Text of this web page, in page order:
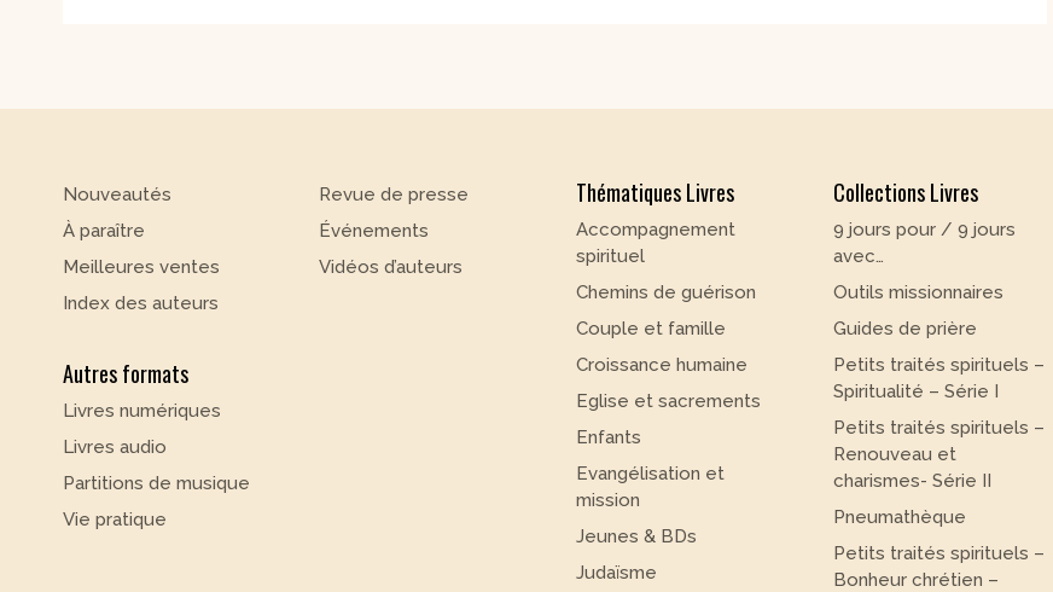
Nouveautés
À paraître
Meilleures ventes
Index des auteurs
Autres formats
Livres numériques
Livres audio
Partitions de musique
Vie pratique
Revue de presse
Événements
Vidéos d’auteurs
Thématiques Livres
Accompagnement
spirituel
Chemins de guérison
Couple et famille
Croissance humaine
Eglise et sacrements
Enfants
Evangélisation et
mission
Jeunes & BDs
Judaïsme
Collections Livres
9 jours pour / 9 jours
avec…
Outils missionnaires
Guides de prière
Petits traités spirituels –
Spiritualité – Série I
Petits traités spirituels –
Renouveau et
charismes- Série II
Pneumathèque
Petits traités spirituels –
Bonheur chrétien –